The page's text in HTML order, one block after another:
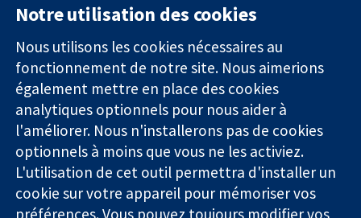
Des données
probantes.
Des décisions
éclairées.
Une meilleure
santé.
11-13 Cavendish
Square
Londres
W1G0AN
Royaume-Uni
nous
Actualités
Service de
presse
Qui sommes-
nous
Offres
d'emploi
Library
Notre utilisation des cookies
Nous utilisons les cookies nécessaires au
fonctionnement de notre site. Nous aimerions
également mettre en place des cookies
analytiques optionnels pour nous aider à
l'améliorer. Nous n'installerons pas de cookies
optionnels à moins que vous ne les activiez.
L'utilisation de cet outil permettra d'installer un
cookie sur votre appareil pour mémoriser vos
préférences. Vous pouvez toujours modifier vos